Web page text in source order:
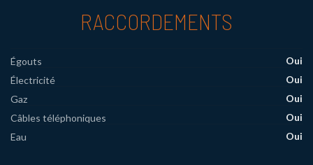
RACCORDEMENTS
Égouts
Oui
Électricité
Oui
Gaz
Oui
Câbles téléphoniques
Oui
Eau
Oui